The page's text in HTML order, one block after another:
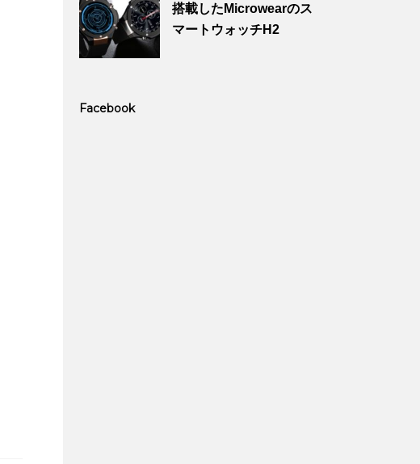
搭載したMicrowearのス
マートウォッチH2
Facebook